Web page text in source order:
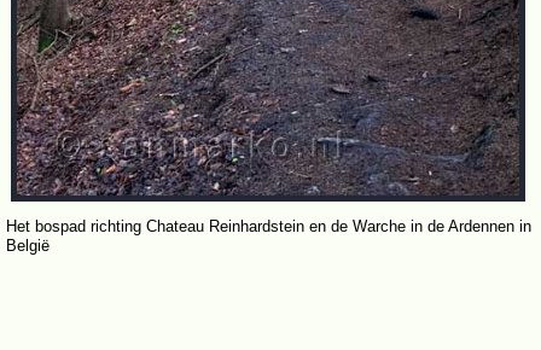
Het bospad richting Chateau Reinhardstein en de Warche in de Ardennen in
België